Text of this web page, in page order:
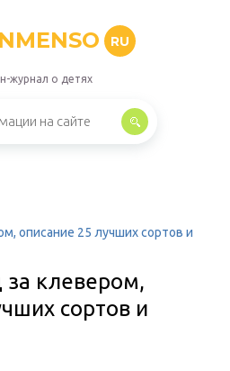
RU
журнал о детях
описание 25 лучших сортов и
за клевером,
сортов и